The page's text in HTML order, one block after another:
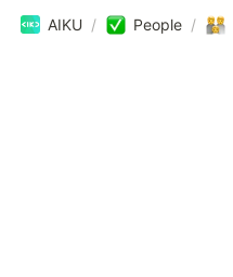
AIKU / People /